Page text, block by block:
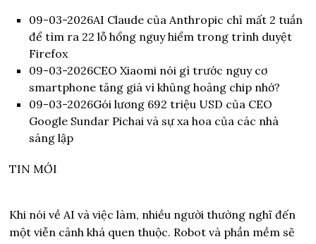
09-03-2026AI Claude của Anthropic chỉ mất 2 tuần
để tìm ra 22 lỗ hổng nguy hiểm trong trình duyệt
Firefox
09-03-2026CEO Xiaomi nói gì trước nguy cơ
smartphone tăng giá vì khủng hoảng chip nhớ?
09-03-2026Gói lương 692 triệu USD của CEO
Google Sundar Pichai và sự xa hoa của các nhà
sáng lập
TIN MỚI
Khi nói về AI và việc làm, nhiều người thường nghĩ đến
một viễn cảnh khá quen thuộc. Robot và phần mềm sẽ